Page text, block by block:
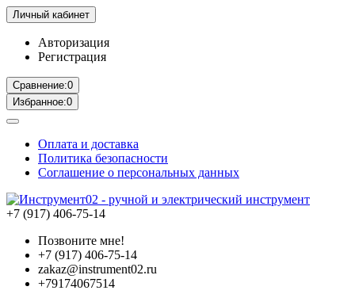
Личный кабинет
Авторизация
Регистрация
Сравнение:0
Избранное:0
Оплата и доставка
Политика безопасности
Соглашение о персональных данных
+7 (917) 406-75-14
Позвоните мне!
+7 (917) 406-75-14
zakaz@instrument02.ru
+79174067514